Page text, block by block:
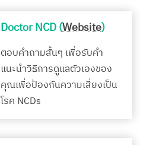
Doctor NCD (Website)
ตอบคำถามสั้นๆ เพื่อรับคำ
แนะนำวิธีการดูแลตัวเองของ
คุณเพื่อป้องกันความเสี่ยงเป็น
โรค NCDs